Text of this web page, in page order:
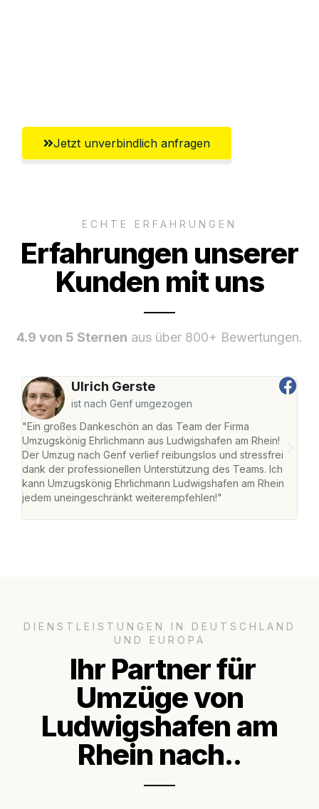
Jetzt unverbindlich anfragen
ECHTE ERFAHRUNGEN
Erfahrungen unserer
Kunden mit uns
4.9 von 5 Sternen aus über 800+ Bewertungen.
Ulrich Gerste
ist nach Genf umgezogen
"Ein großes Dankeschön an das Team der Firma
Umzugskönig Ehrlichmann aus Ludwigshafen am Rhein!
Der Umzug nach Genf verlief reibungslos und stressfrei
dank der professionellen Unterstützung des Teams. Ich
kann Umzugskönig Ehrlichmann Ludwigshafen am Rhein
jedem uneingeschränkt weiterempfehlen!"
DIENSTLEISTUNGEN IN DEUTSCHLAND
UND EUROPA
Ihr Partner für
Umzüge von
Ludwigshafen am
Rhein nach..